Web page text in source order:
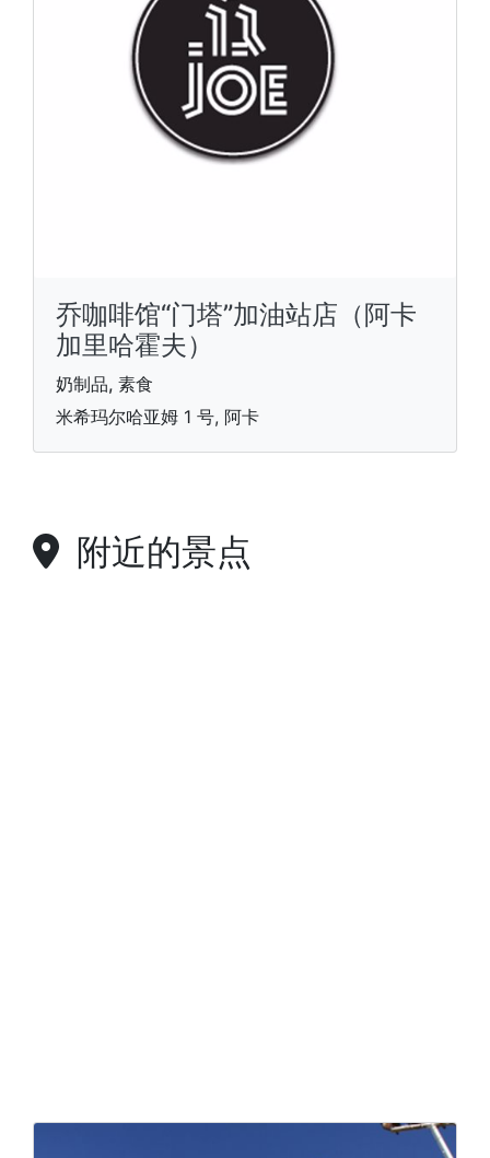
乔咖啡馆“门塔”加油站店（阿卡
加里哈霍夫）
奶制品, 素食
米希玛尔哈亚姆 1 号, 阿卡
附近的景点